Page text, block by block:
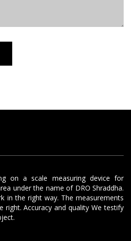
on a scale measuring device for
under the name of DRO Shraddha.
in the right way. The measurements
Accuracy and quality We testify